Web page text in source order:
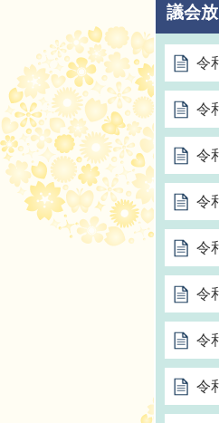
議会
令
令
令
令
令
令
令
令